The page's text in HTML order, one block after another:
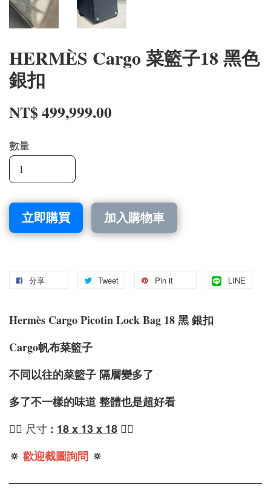
HERMÈS Cargo 菜籃子18 黑色
銀扣
NT$ 499,999.00
數量
立即購買 加入購物車
分享 Tweet Pin it LINE
Hermès Cargo Picotin Lock Bag 18 黑 銀扣
Cargo帆布菜籃子
不同以往的菜籃子 隔層變多了
多了不一樣的味道 整體也是超好看
❤️‍🔥 尺寸 : 18 x 13 x 18 ❤️‍🔥
🔅 歡迎截圖詢問 🔅